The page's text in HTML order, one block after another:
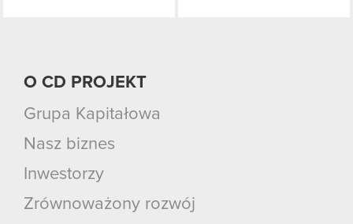
O CD PROJEKT
Grupa Kapitałowa
Nasz biznes
Inwestorzy
Zrównoważony rozwój